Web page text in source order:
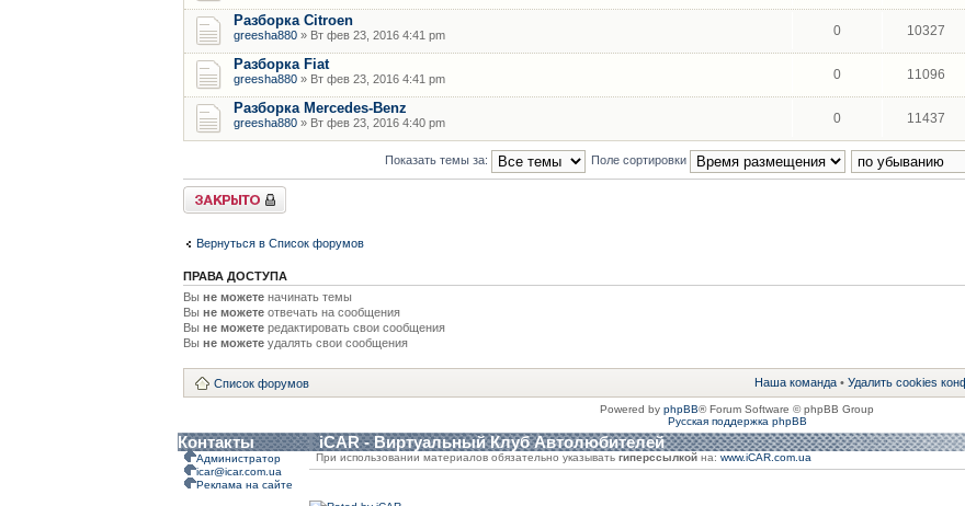
Разборка Citroen
greesha880 » Вт фев 23, 2016 4:41 pm 0 10327
Разборка Fiat
greesha880 » Вт фев 23, 2016 4:41 pm 0 11096
Разборка Mercedes-Benz
greesha880 » Вт фев 23, 2016 4:40 pm 0 11437
Показать темы за: Поле сортировки
Форум закрыт
Вернуться в Список форумов
ПРАВА ДОСТУПА
Вы не можете начинать темы
Вы не можете отвечать на сообщения
Вы не можете редактировать свои сообщения
Вы не можете удалять свои сообщения
Список форумов Наша команда • Удалить cookies
Powered by phpBB® Forum Software © phpBB Group
Русская поддержка phpBB
Контакты iCAR - Виртуальный Клуб Автолюбителей
Администратор
icar@icar.com.ua
Реклама на сайте
При использовании материалов обязательно указывать гиперссылкой на: www.iCAR.com.ua